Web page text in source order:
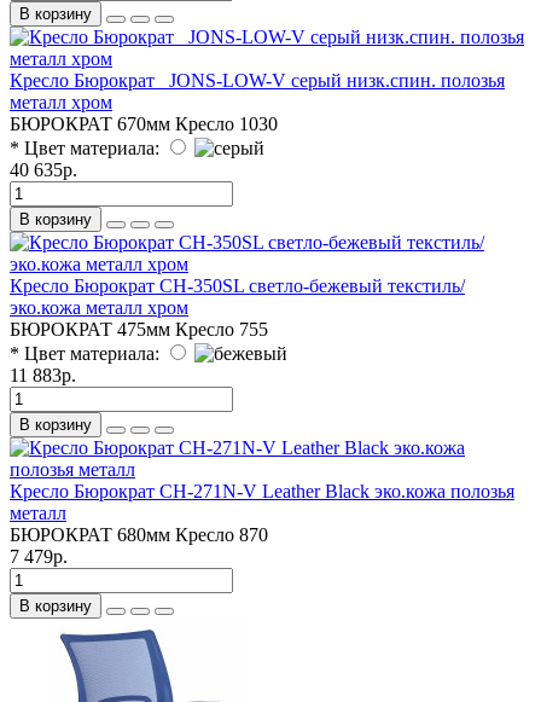
В корзину
Кресло Бюрократ _JONS-LOW-V серый низк.спин. полозья
металл хром
БЮРОКРАТ 670мм Кресло 1030
* Цвет материала:
40 635р.
В корзину
Кресло Бюрократ CH-350SL светло-бежевый текстиль/
эко.кожа металл хром
БЮРОКРАТ 475мм Кресло 755
* Цвет материала:
11 883р.
В корзину
Кресло Бюрократ CH-271N-V Leather Black эко.кожа полозья
металл
БЮРОКРАТ 680мм Кресло 870
7 479р.
В корзину